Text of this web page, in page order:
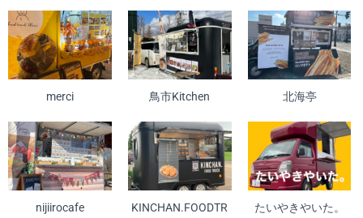
merci 鳥市Kitchen 北海亭
nijiirocafe
KINCHAN.FOODTR
たいやきやいた。